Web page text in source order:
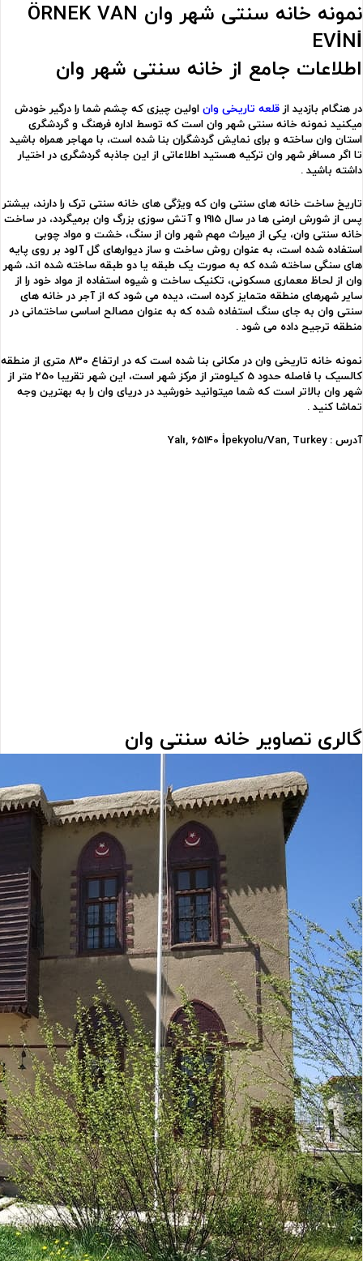
نمونه خانه سنتی شهر وان ÖRNEK VAN
EVİNİ
اطلاعات جامع از خانه سنتی شهر وان
در هنگام بازدید ازقلعه تاریخی وان اولین چیزی که چشم شما را درگیر خودش
میکنید نمونه خانه سنتی شهر وان است که توسط اداره فرهنگ و گردشگری
استان وان ساخته و برای نمایش گردشگران بنا شده است، با مهاجر همراه باشید
تا اگر مسافر شهر وان ترکیه هستید اطلاعاتی از این جاذبه گردشگری در اختیار
داشته باشید .
تاریخ ساخت خانه های سنتی وان که ویژگی های خانه سنتی ترک را دارند، بیشتر
پس از شورش ارمنی ها در سال 1915 و آتش سوزی بزرگ وان برمیگردد، در ساخت
خانه سنتی وان، یکی از میراث مهم شهر وان از سنگ، خشت و مواد چوبی
استفاده شده است، به عنوان روش ساخت و ساز دیوارهای گل آلود بر روی پایه
های سنگی ساخته شده که به صورت یک طبقه یا دو طبقه ساخته شده اند، شهر
وان از لحاظ معماری مسکونی، تکنیک ساخت و شیوه استفاده از مواد خود را از
سایر شهرهای منطقه متمایز کرده است، دیده می شود که از آجر در خانه های
سنتی وان به جای سنگ استفاده شده که به عنوان مصالح اساسی ساختمانی در
منطقه ترجیح داده می شود .
نمونه خانه تاریخی وان در مکانی بنا شده است که در ارتفاع 830 متری از منطقه
کالسیک با فاصله حدود 5 کیلومتر از مرکز شهر است، این شهر تقریبا 250 متر از
شهر وان بالاتر است که شما میتوانید خورشید در دریای وان را به بهترین وجه
تماشا کنید .
آدرس : Yalı, 65140 İpekyolu/Van, Turkey
گالری تصاویر خانه سنتی وان